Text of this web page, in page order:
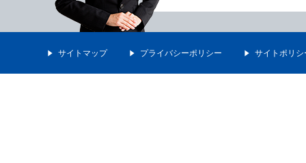
サイトマップ プライバシーポリシー サイトポリシ